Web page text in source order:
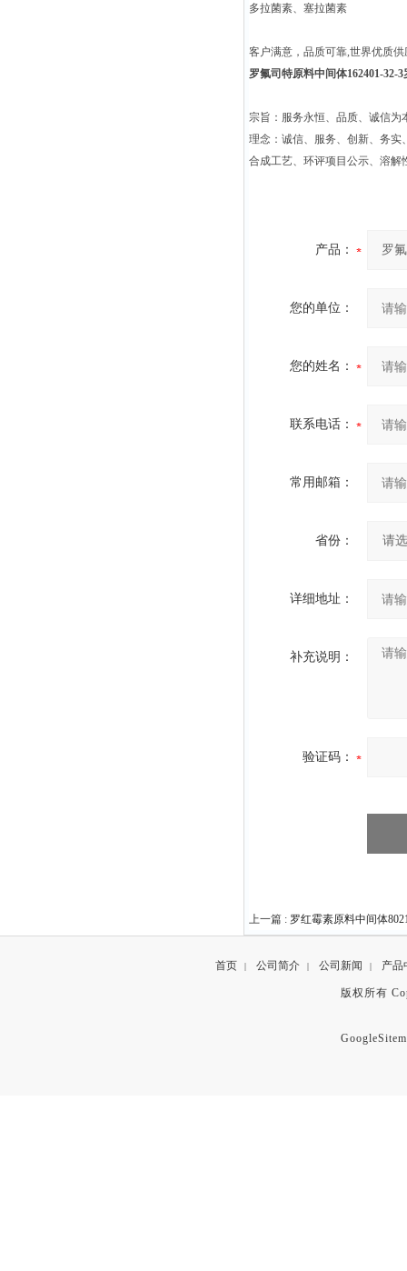
多拉菌素、塞拉菌素
客户满意，品质可靠,世界优质
罗氟司特原料中间体162401-32-3
宗旨：服务永恒、品质、诚信
理念：诚信、服务、创新、务实
合成工艺、环评项目公示、溶解
产品：
您的单位：
您的姓名：
联系电话：
常用邮箱：
省份：
详细地址：
补充说明：
验证码：
上一篇 : 罗红霉素原料中间体
首页 | 公司简介 | 公司新闻 | 产品
版权所有